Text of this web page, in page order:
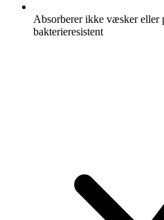
Absorberer ikke væsker eller
bakterieresistent